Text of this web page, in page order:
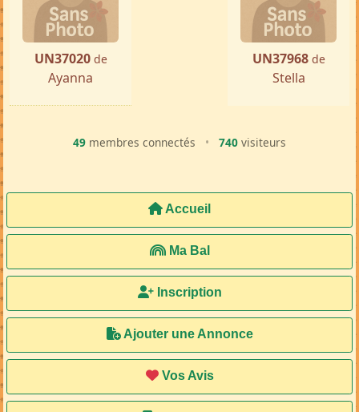
UN37020 de
Ayanna
UN37968 de
Stella
49 membres connectés • 740 visiteurs
Accueil
Ma Bal
Inscription
Ajouter une Annonce
Vos Avis